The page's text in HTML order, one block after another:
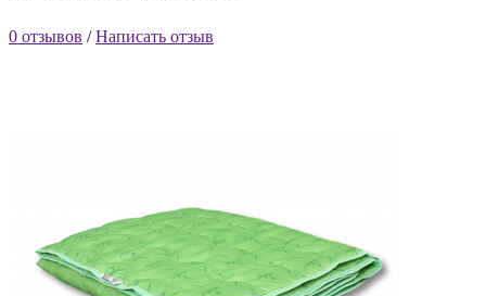
0 отзывов /Написать отзыв